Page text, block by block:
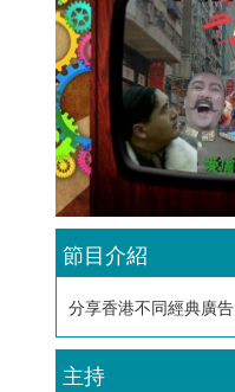
節目介紹
分享香港不同經典廣告
主持